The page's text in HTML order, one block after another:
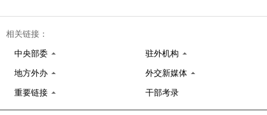
相关链接：
中央部委 驻外机构
地方外办 外交新媒体
重要链接 干部考录